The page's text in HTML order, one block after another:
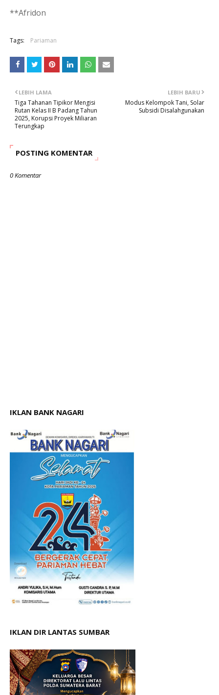
**Afridon
Tags: Pariaman
LEBIH BARU
Modus Kelompok Tani, Solar
Subsidi Disalahgunakan
LEBIH LAMA
Tiga Tahanan Tipikor Mengisi
Rutan Kelas II B Padang Tahun
2025, Korupsi Proyek Miliaran
Terungkap
POSTING KOMENTAR
0 Komentar
IKLAN BANK NAGARI
IKLAN DIR LANTAS SUMBAR